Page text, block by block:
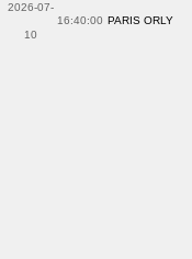
2026-07-
10
16:40:00 PARIS ORLY